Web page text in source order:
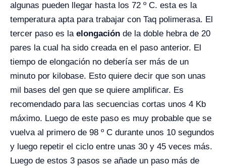
algunas pueden llegar hasta los 72 º C. esta es la
temperatura apta para trabajar con Taq polimerasa. El
tercer paso es la elongación de la doble hebra de 20
pares la cual ha sido creada en el paso anterior. El
tiempo de elongación no debería ser más de un
minuto por kilobase. Esto quiere decir que son unas
mil bases del gen que se quiere amplificar. Es
recomendado para las secuencias cortas unos 4 Kb
máximo. Luego de este paso es muy probable que se
vuelva al primero de 98 º C durante unos 10 segundos
y luego repetir el ciclo entre unas 30 y 45 veces más.
Luego de estos 3 pasos se añade un paso más de